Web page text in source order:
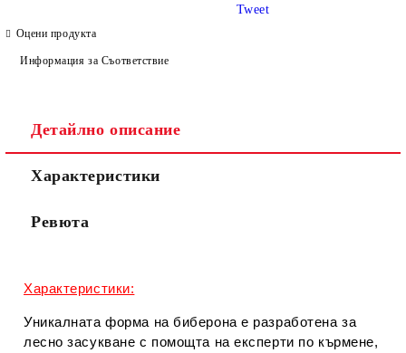
Оцени продукта
Информация за Съответствие
Tweet
Детайлно описание
Характеристики
Ревюта
Характеристики:
Уникалната форма на биберона е разработена за
лесно засукване с помощта на експерти по кърмене,